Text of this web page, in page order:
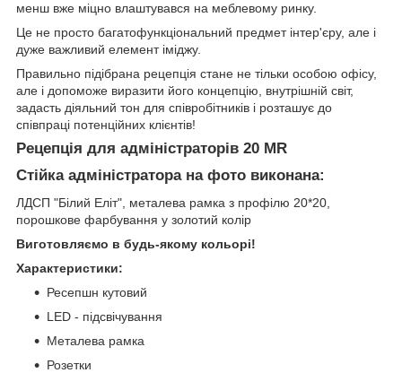
менш вже міцно влаштувався на меблевому ринку.
Це не просто багатофункціональний предмет інтер'єру, але і
дуже важливий елемент іміджу.
Правильно підібрана рецепція стане не тільки особою офісу,
але і допоможе виразити його концепцію, внутрішній світ,
задасть діяльний тон для співробітників і розташує до
співпраці потенційних клієнтів!
Рецепція для адміністраторів 20 MR
Стійка адміністратора на фото виконана:
ЛДСП "Білий Еліт", металева рамка з профілю 20*20,
порошкове фарбування у золотий колір
Виготовляємо в будь-якому кольорі!
Характеристики:
Ресепшн кутовий
LED - підсвічування
Металева рамка
Розетки